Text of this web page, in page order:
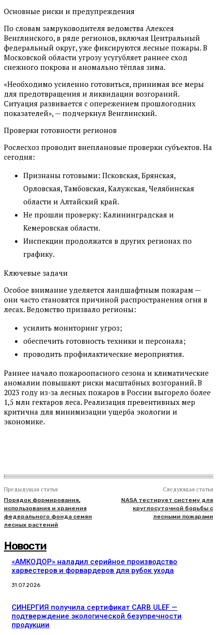
Основные риски и предупреждения
По словам замруководителя ведомства Алексея
Венглинского, в ряде регионов, включая Центральный
федеральный округ, уже фиксируются лесные пожары. В
Московской области угрозу усугубляет раннее сход
снежного покрова и аномально тёплая зима.
«Необходимо усиленно готовиться, принимая все меры
для предотвращения и ликвидации возгораний.
Ситуация развивается с опережением прошлогодних
показателей», — подчеркнул Венглинский.
Проверки готовности регионов
Рослесхоз проводит внеплановые проверки субъектов. На
сегодня:
Признаны готовыми: Псковская, Брянская,
Орловская, Тамбовская, Калужская, Челябинская
области и Алтайский край.
Не прошли проверку: Калининградская и
Кемеровская области.
Инспекции продолжатся в других регионах по
графику.
Ключевые задачи
Особое внимание уделяется ландшафтным пожарам —
они часто становятся причиной распространения огня в
лесах. Ведомство призвало регионы:
усилить мониторинг угроз;
обеспечить готовность техники и персонала;
проводить профилактические мероприятия.
Раннее начало пожароопасного сезона и климатические
аномалии повышают риски масштабных возгораний. В
2023 году из-за лесных пожаров в России выгорело более
1,5 млн гектаров леса. Реализация превентивных мер
критична для минимизации ущерба экологии и
экономике.
Предыдущая статья
Порядок формирования,
использования и хранения
федерального фонда семян
лесных растений
Следующая статья
NASA тестирует систему для
круглосуточной борьбы с
лесными пожарами
Новости
«АМКОДОР» наладил серийное производство
харвестеров и форвардеров для рубок ухода
31.07.2026
СИНЕРГИЯ получила сертификат CARB ULEF —
подтверждение экологической безупречности
продукции